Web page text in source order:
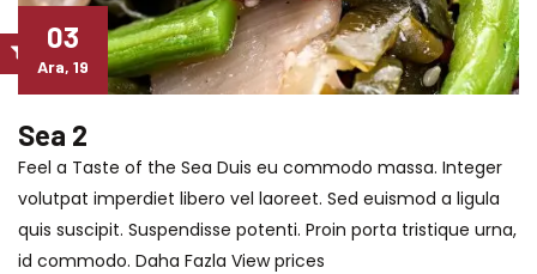
03
Ara, 19
Sea 2
Feel a Taste of the Sea Duis eu commodo massa. Integer
volutpat imperdiet libero vel laoreet. Sed euismod a ligula
quis suscipit. Suspendisse potenti. Proin porta tristique urna,
id commodo. Daha Fazla View prices